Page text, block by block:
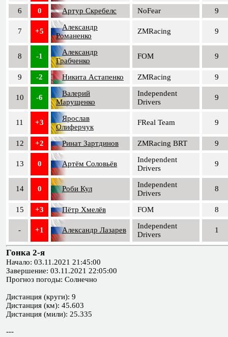
6
0 Артур Скребелс NoFear 9
7 +5
Александр
Романенко
ZMRacing 9
8 -1
Александр
Грабченко
FOM 9
9 -2 Никита Астапенко ZMRacing 9
10 -6
Валерий
Марущенко
Independent
Drivers
9
11 +3
Ярослав
Олиферчук
FReal Team 9
12 +2 Ринат Зартдинов ZMRacing BRT 9
13 0 Артём Соловьёв
Independent
Drivers
9
14 0 Роби Кул
Independent
Drivers
8
15 +3 Пётр Хмелёв FOM 8
- +1 Александр Лазарев
Independent
Drivers
1
Гонка 2-я
Начало: 03.11.2021 21:45:00
Завершение: 03.11.2021 22:05:00
Прогноз погоды: Солнечно
Дистанция (круги): 9
Дистанция (км): 45.603
Дистанция (мили): 25.335
---